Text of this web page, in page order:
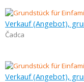
Verkauf (Angebot),
Čadca
Verkauf (Angebot),